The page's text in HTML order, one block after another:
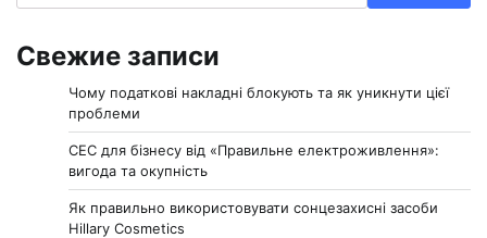
Свежие записи
Чому податкові накладні блокують та як уникнути цієї
проблеми
СЕС для бізнесу від «Правильне електроживлення»:
вигода та окупність
Як правильно використовувати сонцезахисні засоби
Hillary Cosmetics